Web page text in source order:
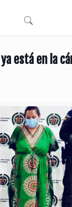
está en la